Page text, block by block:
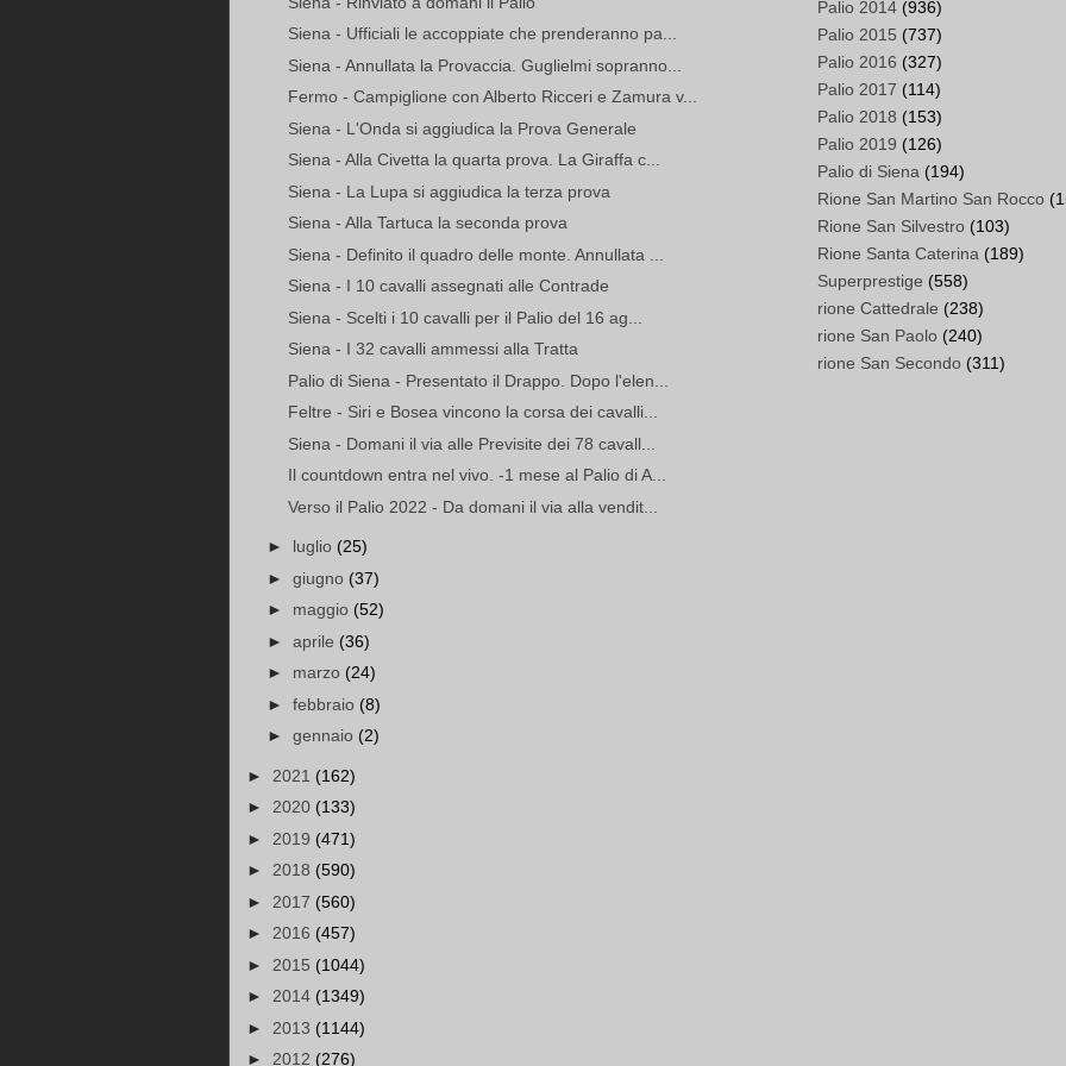
Siena - Ufficiali le accoppiate che prenderanno pa...
Siena - Annullata la Provaccia. Guglielmi sopranno...
Fermo - Campiglione con Alberto Ricceri e Zamura v...
Siena - L'Onda si aggiudica la Prova Generale
Siena - Alla Civetta la quarta prova. La Giraffa c...
Siena - La Lupa si aggiudica la terza prova
Siena - Alla Tartuca la seconda prova
Siena - Definito il quadro delle monte. Annullata ...
Siena - I 10 cavalli assegnati alle Contrade
Siena - Scelti i 10 cavalli per il Palio del 16 ag...
Siena - I 32 cavalli ammessi alla Tratta
Palio di Siena - Presentato il Drappo. Dopo l'elen...
Feltre - Siri e Bosea vincono la corsa dei cavalli...
Siena - Domani il via alle Previsite dei 78 cavall...
Il countdown entra nel vivo. -1 mese al Palio di A...
Verso il Palio 2022 - Da domani il via alla vendit...
► luglio (25)
► giugno (37)
► maggio (52)
► aprile (36)
► marzo (24)
► febbraio (8)
► gennaio (2)
► 2021 (162)
► 2020 (133)
► 2019 (471)
► 2018 (590)
► 2017 (560)
► 2016 (457)
► 2015 (1044)
► 2014 (1349)
► 2013 (1144)
► 2012 (276)
Palio 2014 (936)
Palio 2015 (737)
Palio 2016 (327)
Palio 2017 (114)
Palio 2018 (153)
Palio 2019 (126)
Palio di Siena (194)
Rione San Martino San Rocco
Rione San Silvestro (103)
Rione Santa Caterina (189)
Superprestige (558)
rione Cattedrale (238)
rione San Paolo (240)
rione San Secondo (311)